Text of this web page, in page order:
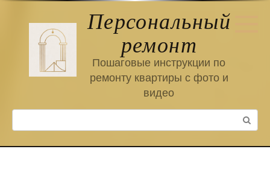
Персональный
ремонт
Пошаговые инструкции по
ремонту квартиры с фото и
видео
Поиск: